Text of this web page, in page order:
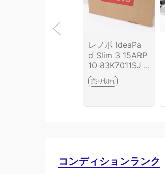
レノボ IdeaPa
d Slim 3 15ARP
10 83K7011SJ
P HA03-M7175
-2G4
売り切れ
コンディションランク